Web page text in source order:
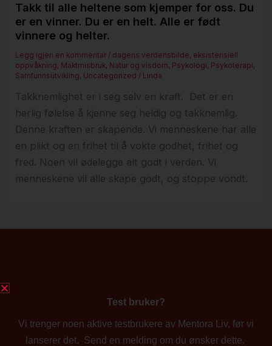
Takk til alle heltene som kjemper for oss. Du
er en vinner. Du er en helt. Alle er født
vinnere og helter.
Legg igjen en kommentar / dagens verdensbilde, eksistensiell
oppvåkning, Maktmisbruk, Natur og visdom, Psykologi, Psykoterapi,
Samfunnsutvikling, Uncategorized / Linda
Takknemlighet er i seg selv en kraft. Det er en
herlig følelse å kjenne seg heldig og takknemlig.
Denne kraften er skapende. Vi menneskene har alle
en plikt og en frihet til å vokte godhet, frihet og
fred. Noen vil ødelegge alt godt i verden. Vi
menneskene vil alle skape godt, og stoppe vondt.
Test bruker?
Vi trenger noen aktive testbrukere av Mentora Liv, før vi
lanserer det. Send en melding om du ønsker dette.